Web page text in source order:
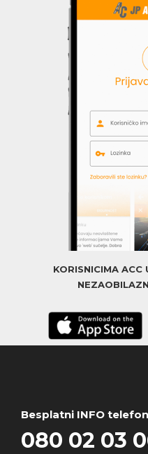
KORISNICIMA ACC
Besplatni INFO telefon
080 02 03